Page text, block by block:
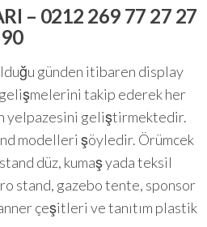
– 0212 269 77 27 27
günden itibaren display
takip ederek her
yelpazesini geliştirmektedir.
modelleri şöyledir. Örümcek
düz, kumaş yada teksil
stand, gazebo tente, sponsor
çeşitleri ve tanıtım plastik